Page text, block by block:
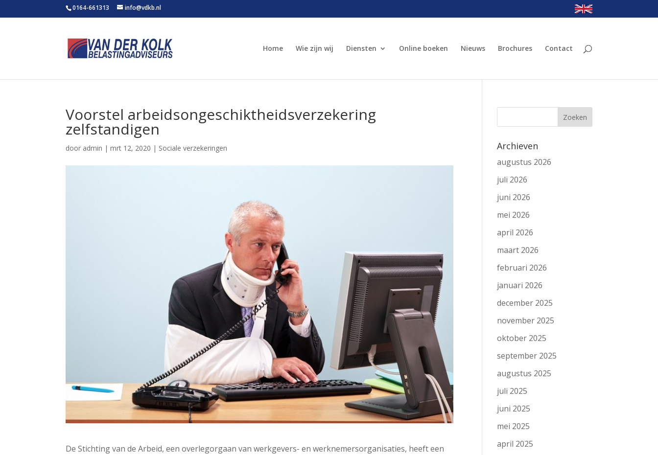
0164-661313 info@vdkb.nl
Home Wie zijn wij Diensten Online boeken Nieuws Brochures Contact
Voorstel arbeidsongeschiktheidsverzekering
zelfstandigen
door admin |mrt 12, 2020 | Sociale verzekeringen
De Stichting van de Arbeid, een overlegorgaan van werkgevers- en werknemersorganisaties, heeft een
Archieven
augustus 2026
juli 2026
juni 2026
mei 2026
april 2026
maart 2026
februari 2026
januari 2026
december 2025
november 2025
oktober 2025
september 2025
augustus 2025
juli 2025
juni 2025
mei 2025
april 2025